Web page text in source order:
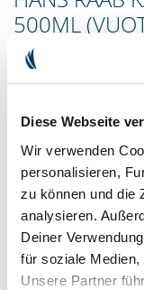
Diese Webseite
Wir verwenden
personalisieren,
zu können und die
analysieren.
Deiner
für soziale Medien,
Unsere Partner
500ML
Naturalmente efficace
Il nostro Kalkex è
qualità alimentare ed
contro il calcare. È
calcare più ostinati.
lavastoviglie e molto
€ 4.90 incl. I.V.A.